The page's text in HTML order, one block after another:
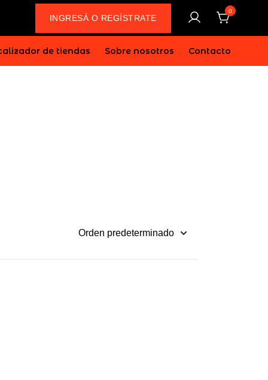
INGRESÁ O REGÍSTRATE
0
de tiendas Sobre nosotros Contacto